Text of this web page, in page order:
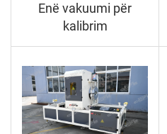
Enë vakuumi për
kalibrim